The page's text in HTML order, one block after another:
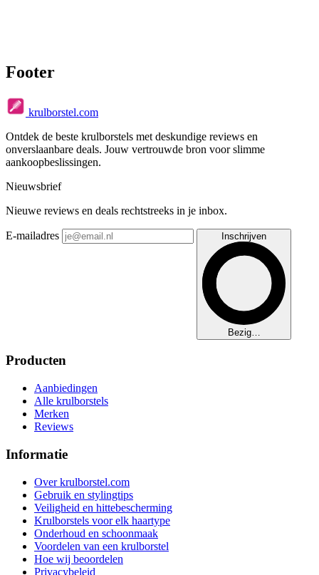
Footer
krulborstel.com
Ontdek de beste krulborstels met deskundige reviews en
onverslaanbare deals. Jouw vertrouwde bron voor slimme
aankoopbeslissingen.
Nieuwsbrief
Nieuwe reviews en deals rechtstreeks in je inbox.
E-mailadres Inschrijven
Bezig…
Producten
Aanbiedingen
Alle krulborstels
Merken
Reviews
Informatie
Over krulborstel.com
Gebruik en stylingtips
Veiligheid en hittebescherming
Krulborstels voor elk haartype
Onderhoud en schoonmaak
Voordelen van een krulborstel
Hoe wij beoordelen
Privacybeleid